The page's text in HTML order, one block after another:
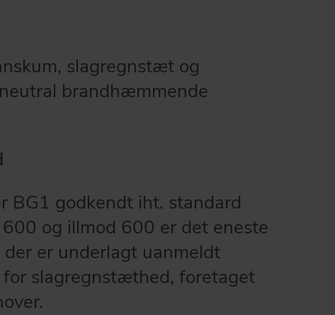
slagregnstæt og
brandhæmmende
BG1 godkendt iht. standard
og illmod 600 er det eneste
er underlagt uanmeldt
slagregnstæthed, foretaget